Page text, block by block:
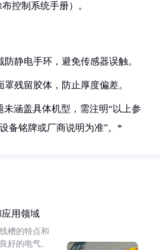
控制系统手册）。
静电手环，避免传感器误触。
残留胶体，防止厚度偏差。
涵盖具体机型，需注明“以上参
备铭牌或厂商说明为准”。*
用领域
槽的特点和
好的电气、